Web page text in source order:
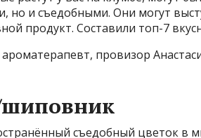
но и съедобными. Они могут
продукт. Составили топ-7
ароматерапевт, провизор
шиповник
съедобный цветок в